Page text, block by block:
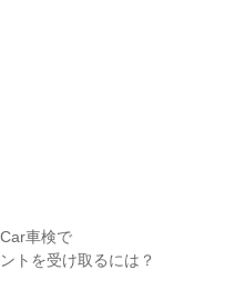
車検で
トを受け取るには？